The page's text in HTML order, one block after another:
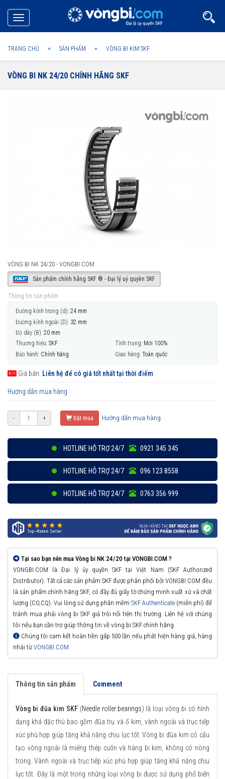
Toggle
navigation
TRANG CHỦ SẢN PHẨM VÒNG BI KIM SKF
VÒNG BI NK 24/20 CHÍNH HÃNG SKF
VÒNG BI NK 24/20 - VONGBI.COM
Sản phẩm chính hãng SKF ® - Đại lý uỷ quyền SKF
Thông tin sản phẩm
Đường kính trong (d): 24 mm
Đường kính ngoài (D): 32 mm
Độ dày (B): 20 mm
Thương hiệu: SKF Tình trạng: Mới 100%
Bảo hành: Chính hãng Giao hàng: Toàn quốc
Giá bán: Liên hệ để có giá tốt nhất tại thời điểm
Hướng dẫn mua hàng
- + Đặt mua Hướng dẫn mua hàng
HOTLINE HỖ TRỢ 24/7 0921 345 345
HOTLINE HỖ TRỢ 24/7 096 123 8558
HOTLINE HỖ TRỢ 24/7 0763 356 999
Tại sao bạn nên mua Vòng bi NK 24/20 tại VONGBI.COM ?
VONGBI.COM là Đại lý ủy quyền SKF tại Việt Nam (SKF Authorized
Distributor). Tất cả các sản phẩm SKF được phân phối bởi VONGBI.COM đều
là sản phẩm chính hãng SKF, có đầy đủ giấy tờ chứng minh xuất xứ và chất
lượng (CO,CQ). Vui lòng sử dụng phần mềm SKF Authenticate (miễn phí) để
tránh mua phải vòng bi SKF giả trôi nổi trên thị trường. Liên hệ với chúng
tôi nếu bạn cần trợ giúp thông tin về vòng bi SKF chính hãng.
Chúng tôi cam kết hoàn tiền gấp 500 lần nếu phát hiện hàng giả, hàng
nhái từ VONGBI.COM
Thông tin sản phẩm Comment
Vòng bi đũa kim SKF(Needle roller bearings) là loại vòng bi có hình
dạng khá đặc thù bao gồm đũa trụ và ổ kim, vành ngoài và trục tiếp
xúc phù hợp giúp tăng khả năng chịu lực tốt. Vòng bi đũa kim có cấu
tạo vòng ngoài là miếng thép cuốn và hàng bi kim, không có nòng
trong. Vành ngoài và trục tiếp xúc phù hợp giúp tăng khả năng chịu
lực tốt. Đây là một trong những loại vòng bi được sử dụng phổ biến